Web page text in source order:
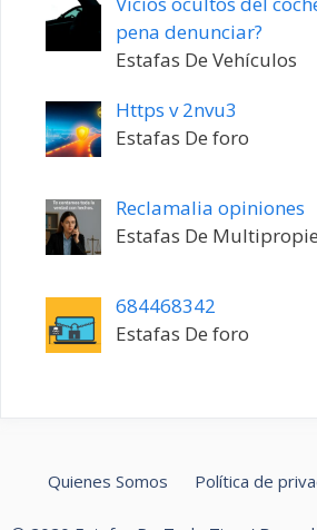
pena denunciar?
Estafas De Vehículos
Https v 2nvu3
Estafas De foro
Reclamalia opiniones
Estafas De
684468342
Estafas De foro
Quienes Somos Política de